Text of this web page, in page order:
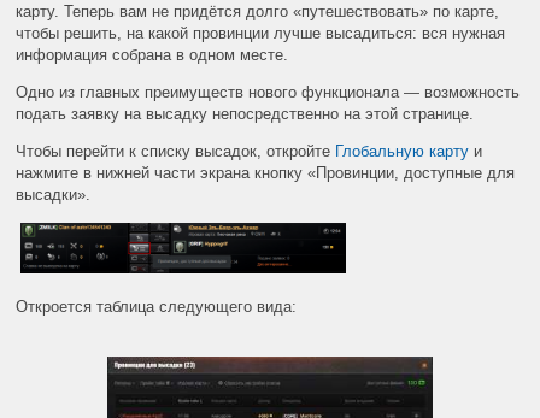
карту. Теперь вам не придётся долго «путешествовать» по карте,
чтобы решить, на какой провинции лучше высадиться: вся нужная
информация собрана в одном месте.
Одно из главных преимуществ нового функционала — возможность
подать заявку на высадку непосредственно на этой странице.
Чтобы перейти к списку высадок, откройте Глобальную карту и
нажмите в нижней части экрана кнопку «Провинции, доступные для
высадки».
Откроется таблица следующего вида: